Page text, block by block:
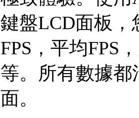
鍵盤LCD面板，
FPS，平均FPS
等。所有數據
面。